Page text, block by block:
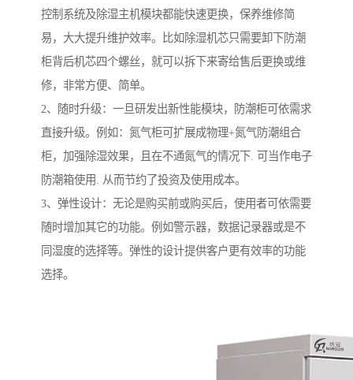
控制系统及除湿主机模块都能快速更换，保养维修简
易，大大提升维护效率。比如除湿机芯只需要卸下防潮
柜背后机芯四个螺丝，就可以拆下来寄给售后更换或维
修，非常方便、简单。
2、随时升级：一旦研发出新性能模块，防潮柜可依需求
直接升级。例如：氮气柜可扩展成物理+氮气防潮组合
柜，加强除湿效果，且在不通氮气的情况下. 可当作电子
防潮箱使用. 从而节约了投资及使用成本。
3、弹性设计：无论是购买前或购买后，使用者可依需要
随时增加其它的功能。例如警示器，数据记录器或是不
同湿度的选择等。弹性的设计提供客户更有效率的功能
选择。